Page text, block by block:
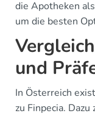
die Apotheken
um die besten
und
In Österreich
zu Finpecia.